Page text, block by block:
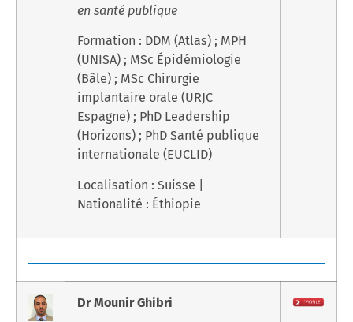
en santé publique
Formation : DDM (Atlas) ; MPH
(UNISA) ; MSc Épidémiologie
(Bâle) ; MSc Chirurgie
implantaire orale (URJC
Espagne) ; PhD Leadership
(Horizons) ; PhD Santé publique
internationale (EUCLID)
Localisation : Suisse |
Nationalité : Éthiopie
Dr Mounir Ghibri